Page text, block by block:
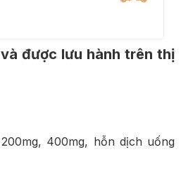
được lưu hành trên thị
400mg, hỗn dịch uống